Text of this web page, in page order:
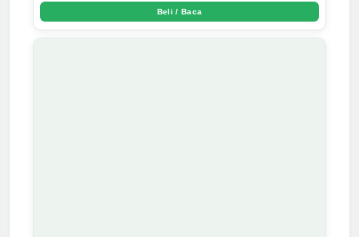
Beli / Baca